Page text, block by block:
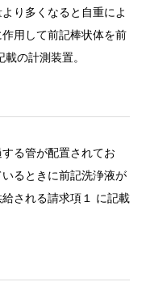
り多くなると自重によ
用して前記棒状体を前
の計測装置。
る管が配置されてお
るときに前記洗浄液が
される請求項１ に記載